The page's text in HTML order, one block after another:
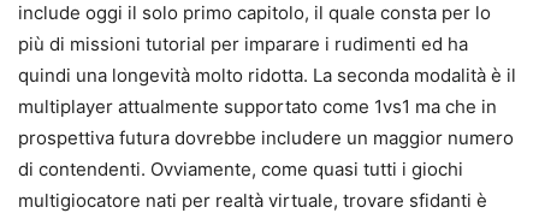
include oggi il solo primo capitolo, il quale consta per lo
più di missioni tutorial per imparare i rudimenti ed ha
quindi una longevità molto ridotta. La seconda modalità è il
multiplayer attualmente supportato come 1vs1 ma che in
prospettiva futura dovrebbe includere un maggior numero
di contendenti. Ovviamente, come quasi tutti i giochi
multigiocatore nati per realtà virtuale, trovare sfidanti è